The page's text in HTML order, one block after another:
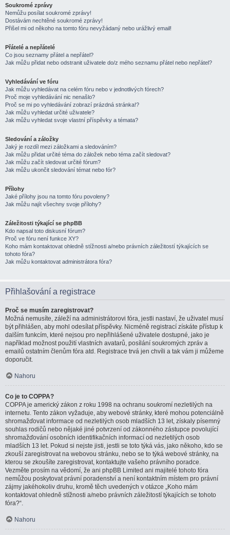
Soukromé zprávy
Nemůžu posílat soukromé zprávy!
Dostávám nechtěné soukromé zprávy!
Přišel mi od někoho na tomto fóru nevyžádaný nebo urážlivý email!
Přátelé a nepřátelé
Co jsou seznamy přátel a nepřátel?
Jak můžu přidat nebo odstranit uživatele do/z mého seznamu přátel nebo nepřátel?
Vyhledávání ve fóru
Jak můžu vyhledávat na celém fóru nebo v jednotlivých fórech?
Proč moje vyhledávání nic nenašlo?
Proč se mi po vyhledávání zobrazí prázdná stránka!?
Jak můžu vyhledat určité uživatele?
Jak můžu vyhledat svoje vlastní příspěvky a témata?
Sledování a záložky
Jaký je rozdíl mezi záložkami a sledováním?
Jak můžu přidat určité téma do záložek nebo téma začít sledovat?
Jak můžu začít sledovat určité fórum?
Jak můžu ukončit sledování témat nebo fór?
Přílohy
Jaké přílohy jsou na tomto fóru povoleny?
Jak můžu najít všechny svoje přílohy?
Záležitosti týkající se phpBB
Kdo napsal toto diskusní fórum?
Proč ve fóru není funkce XY?
Koho mám kontaktovat ohledně stížnosti a/nebo právních záležitostí týkajících se
tohoto fóra?
Jak můžu kontaktovat administrátora fóra?
Přihlašování a registrace
Proč se musím zaregistrovat?
Možná nemusíte, záleží na administrátorovi fóra, jestli nastaví, že uživatel musí
být přihlášen, aby mohl odesílat příspěvky. Nicméně registrací získáte přístup k
dalším funkcím, které nejsou pro nepřihlášené uživatele dostupné, jako je
například možnost použití vlastních avatarů, posílání soukromých zpráv a
emailů ostatním členům fóra atd. Registrace trvá jen chvíli a tak vám ji můžeme
doporučit.
Nahoru
Co je to COPPA?
COPPA je americký zákon z roku 1998 na ochranu soukromí nezletilých na
internetu. Tento zákon vyžaduje, aby webové stránky, které mohou potenciálně
shromažďovat informace od nezletilých osob mladších 13 let, získaly písemný
souhlas rodičů nebo nějaké jiné potvrzení od zákonného zástupce povolující
shromažďování osobních identifikačních informací od nezletilých osob
mladších 13 let. Pokud si nejste jisti, jestli se toto týká vás, jako někoho, kdo se
zkouší zaregistrovat na webovou stránku, nebo se to týká webové stránky, na
kterou se zkoušíte zaregistrovat, kontaktujte vašeho právního poradce.
Vezměte prosím na vědomí, že ani phpBB Limited ani majitelé tohoto fóra
nemůžou poskytovat právní poradenství a není kontaktním místem pro právní
zájmy jakéhokoliv druhu, kromě těch uvedených v otázce „Koho mám
kontaktovat ohledně stížnosti a/nebo právních záležitostí týkajících se tohoto
fóra?“.
Nahoru